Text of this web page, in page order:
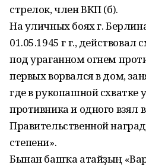
стрелок, член ВКП (б).
На уличных боях г.
01.05.1945 г г.,
под ураганном огнем
первых ворвался в дом,
где в рукопашной схватке
противника и одного взял
Правительственной
степени».
Бынан башҡа атайҙың